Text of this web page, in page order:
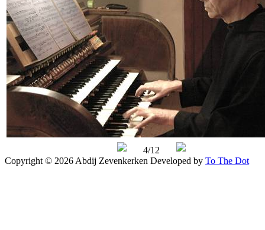
4/12
Copyright © 2026 Abdij Zevenkerken Developed by To The Dot